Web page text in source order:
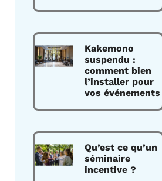
Kakemono
suspendu :
comment bien
l’installer pour
vos événements
Qu’est ce qu’un
séminaire
incentive ?